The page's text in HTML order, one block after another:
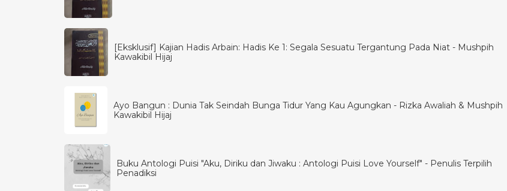
[Eksklusif] Kajian Hadis Arbain: Hadis Ke 1: Segala Sesuatu Tergantung Pada Niat - Mushpih
Kawakibil Hijaj
Ayo Bangun : Dunia Tak Seindah Bunga Tidur Yang Kau Agungkan - Rizka Awaliah & Mushpih
Kawakibil Hijaj
Buku Antologi Puisi "Aku, Diriku dan Jiwaku : Antologi Puisi Love Yourself" - Penulis Terpilih
Penadiksi